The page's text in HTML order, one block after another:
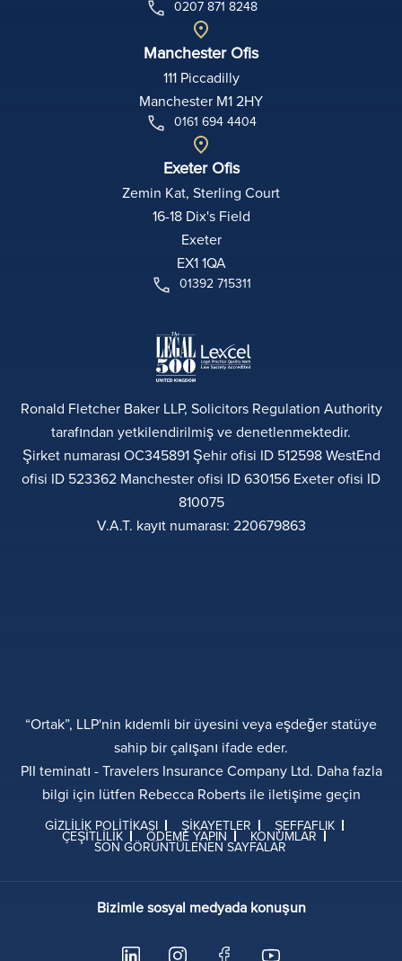
0207 871 8248
Manchester Ofis
111 Piccadilly
Manchester M1 2HY
0161 694 4404
Exeter Ofis
Zemin Kat, Sterling Court
16-18 Dix's Field
Exeter
EX1 1QA
01392 715311
Ronald Fletcher Baker LLP, Solicitors Regulation Authority
tarafından yetkilendirilmiş ve denetlenmektedir.
Şirket numarası OC345891 Şehir ofisi ID 512598 WestEnd
ofisi ID 523362 Manchester ofisi ID 630156 Exeter ofisi ID
810075
V.A.T. kayıt numarası: 220679863
“Ortak”, LLP'nin kıdemli bir üyesini veya eşdeğer statüye
sahip bir çalışanı ifade eder.
PII teminatı - Travelers Insurance Company Ltd. Daha fazla
bilgi için lütfen Rebecca Roberts ile iletişime geçin
GIZLILIK POLITIKASI ŞIKAYETLER ŞEFFAFLIK
ÇEŞITLILIK ÖDEME YAPIN KONUMLAR
SON GÖRÜNTÜLENEN SAYFALAR
Bizimle sosyal medyada konuşun